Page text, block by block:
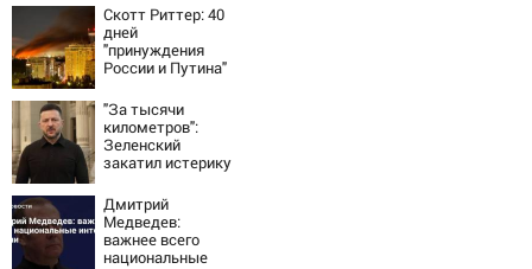
Скотт Риттер: 40
дней
"принуждения
России и Путина"
крах режима
Зеленского
"За тысячи
километров":
Зеленский
закатил истерику
ночного удара
Дмитрий
Медведев:
важнее всего
национальные